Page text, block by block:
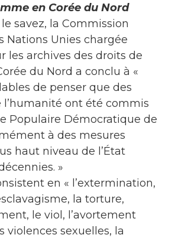
en Corée du Nord
savez, la Commission
Nations Unies chargée
les archives des droits de
du Nord a conclu à «
de penser que des
ont été commis
Populaire Démocratique de
à des mesures
haut niveau de l’État
»
en « l’extermination,
la torture,
le viol, l’avortement
violences sexuelles, la